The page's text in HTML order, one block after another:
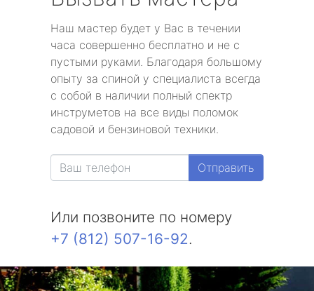
Наш мастер будет у Вас в течении
часа совершенно бесплатно и не с
пустыми руками. Благодаря большому
опыту за спиной у специалиста всегда
с собой в наличии полный спектр
инструметов на все виды поломок
садовой и бензиновой техники.
Отправить
Или позвоните по номеру
+7 (812) 507-16-92.